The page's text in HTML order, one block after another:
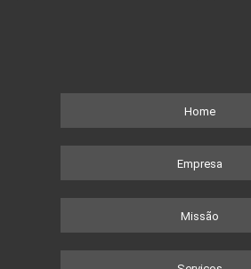
Home
Empresa
Missão